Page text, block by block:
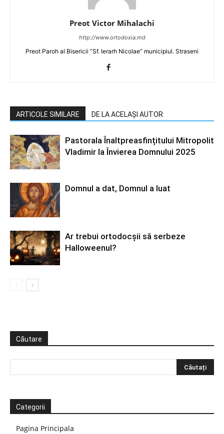
Preot Victor Mihalachi
http://www.ortodoxia.md
Preot Paroh al Bisericii ”Sf. Ierarh Nicolae” municipiul. Straseni
ARTICOLE SIMILARE DE LA ACELAȘI AUTOR
Pastorala Înaltpreasfințitului Mitropolit
Vladimir la Învierea Domnului 2025
Domnul a dat, Domnul a luat
Ar trebui ortodocşii să serbeze
Halloweenul?
Căutare
Categorii
Pagina Principala